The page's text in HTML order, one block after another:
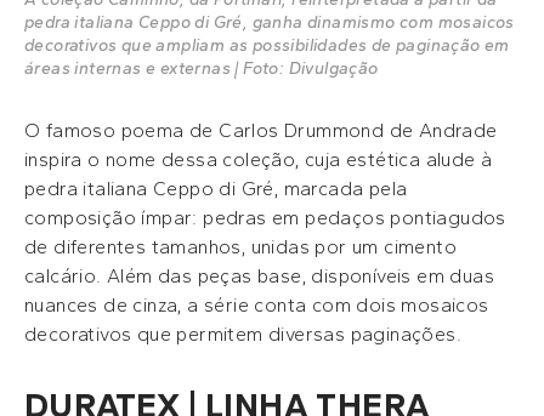
pedra italiana Ceppo di Gré, ganha dinamismo com mosaicos
decorativos que ampliam as possibilidades de paginação em
áreas internas e externas | Foto: Divulgação
O famoso poema de Carlos Drummond de Andrade
inspira o nome dessa coleção, cuja estética alude à
pedra italiana Ceppo di Gré, marcada pela
composição ímpar: pedras em pedaços pontiagudos
de diferentes tamanhos, unidas por um cimento
calcário. Além das peças base, disponíveis em duas
nuances de cinza, a série conta com dois mosaicos
decorativos que permitem diversas paginações.
DURATEX | LINHA THERA